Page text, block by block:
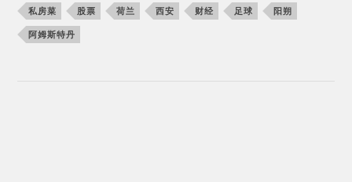
私房菜 股票 荷兰 西安 财经 足球 阳朔
阿姆斯特丹